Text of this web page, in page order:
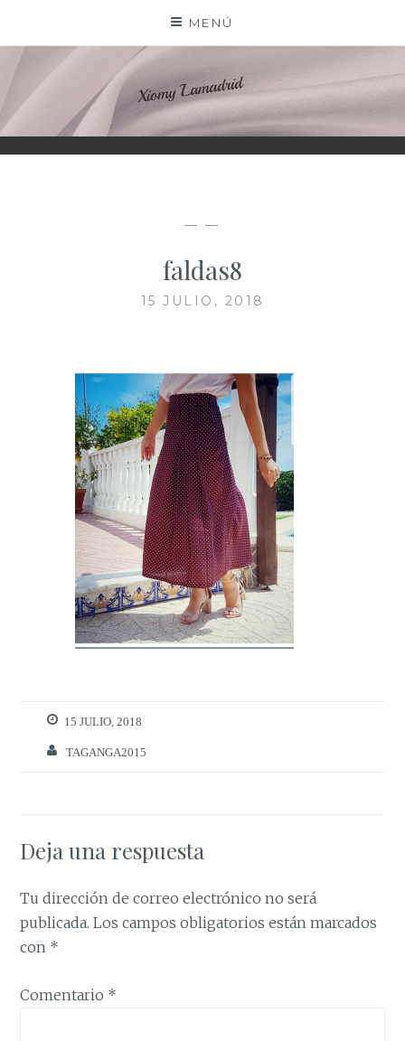
contenido
MENÚ
XIOMY LAMADRID
— —
faldas8
15 JULIO, 2018
15 JULIO, 2018
TAGANGA2015
Deja una respuesta
Tu dirección de correo electrónico no será
publicada. Los campos obligatorios están marcados
con *
Comentario *